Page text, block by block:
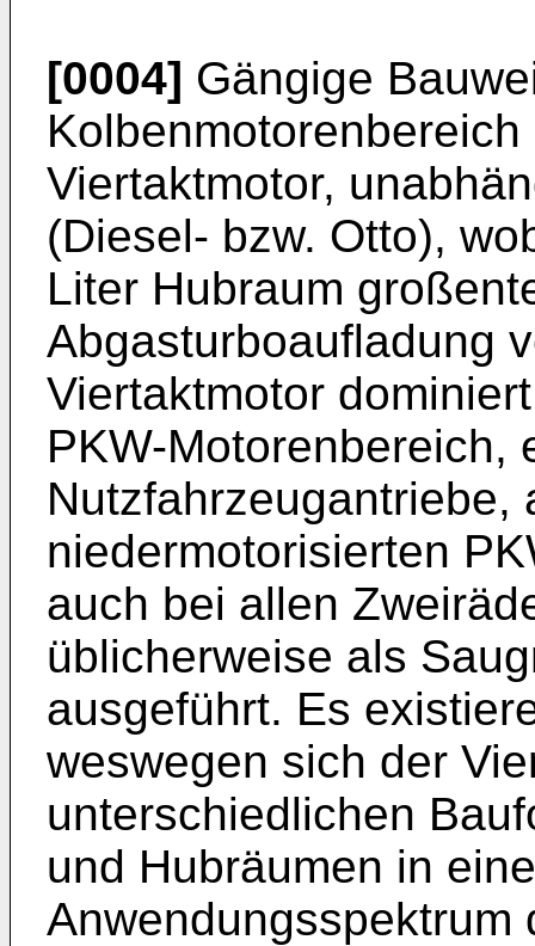
[0004] Gängige
Viertaktmotor,
(Diesel- bzw. Otto),
Liter Hubraum
Abgasturboaufladung
Viertaktmotor
PKW-Motorenbereich,
Nutzfahrzeugantriebe,
niedermotorisierten
auch bei allen
üblicherweise als
ausgeführt. Es
weswegen sich der
unterschiedlichen
und Hubräumen in
Anwendungsspektrum